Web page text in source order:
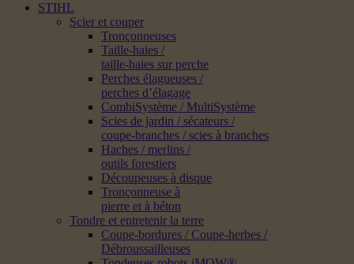
STIHL
Scier et couper
Tronçonneuses
Taille-haies /
taille-haies sur perche
Perches élagueuses /
perches d’élagage
CombiSystème / MultiSystème
Scies de jardin / sécateurs /
coupe-branches / scies à branches
Haches / merlins /
outils forestiers
Découpeuses à disque
Tronçonneuse à
pierre et à béton
Tondre et entretenir la terre
Coupe-bordures / Coupe-herbes /
Débroussailleuses